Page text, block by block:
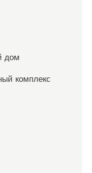
дом
комплекс